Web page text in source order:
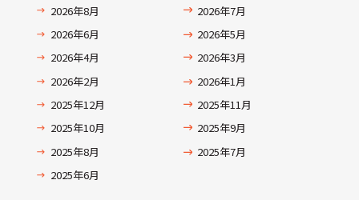
2026年8月
2026年7月
2026年6月
2026年5月
2026年4月
2026年3月
2026年2月
2026年1月
2025年12月
2025年11月
2025年10月
2025年9月
2025年8月
2025年7月
2025年6月